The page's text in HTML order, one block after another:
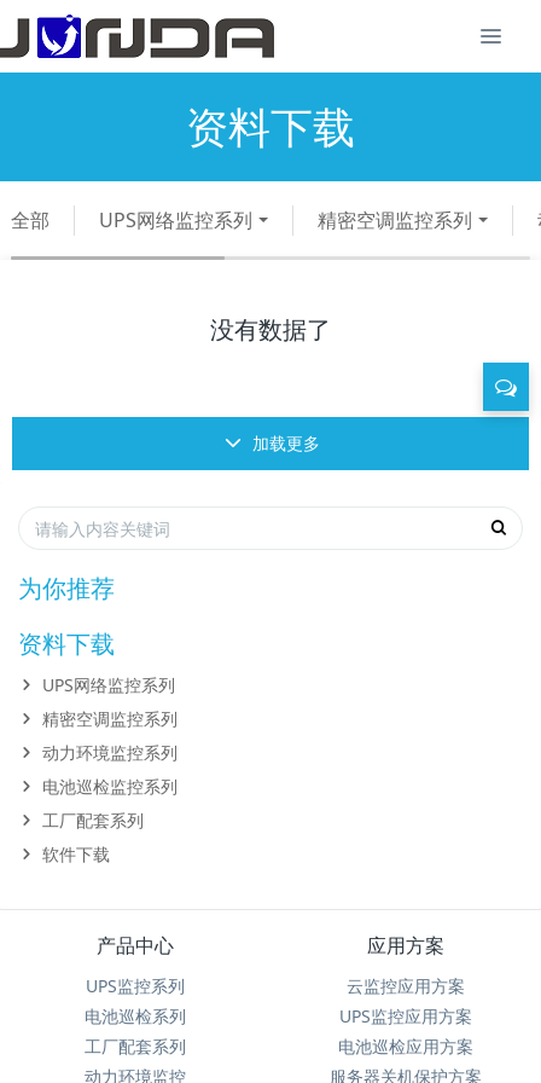
资料下载
全部 UPS网络监控系列 精密空调监控系列
没有数据了
加载更多
为你推荐
资料下载
UPS网络监控系列
精密空调监控系列
动力环境监控系列
电池巡检监控系列
工厂配套系列
软件下载
产品中心
UPS监控系列
电池巡检系列
工厂配套系列
动力环境监控
应用方案
云监控应用方案
UPS监控应用方案
电池巡检应用方案
服务器关机保护方案